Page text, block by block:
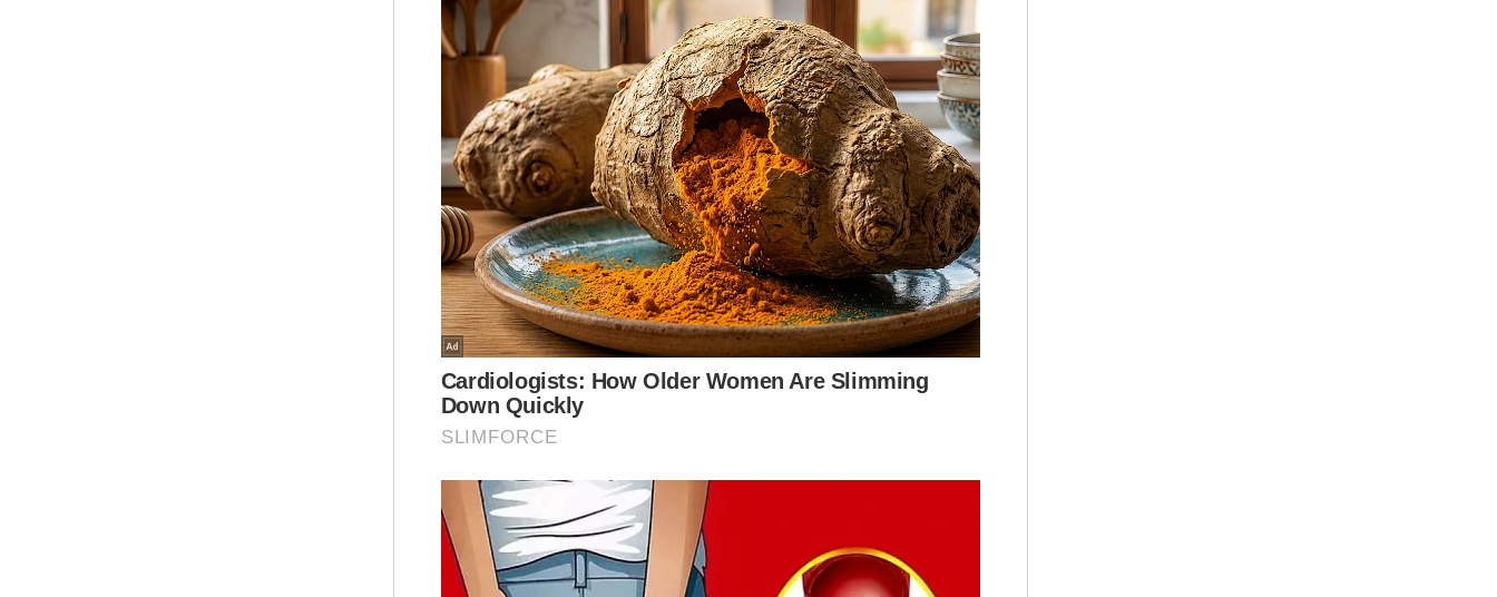
Penternakan dan Pembangunan Usahawan
mendakwa, secara dasarnya apabila kerajaan
dibubarkan pada Selasa lalu, maka 28 wakil rakyat
hilang kelayakan sebagai wakil rakyat mahupun
Exco.
Artikel Berkaitan:
Dua Ahli Dewan Negara angkat sumpah Senator hari ini
ADUN Pengkalan Kubor selamat dirikan rumah tangga
Ahli Dewan Diraja Selangor gesa Sanusi mohon maaf
secara terbuka